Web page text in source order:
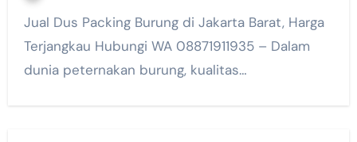
Jual Dus Packing Burung di Jakarta Barat, Harga
Terjangkau Hubungi WA 08871911935 – Dalam
dunia peternakan burung, kualitas…